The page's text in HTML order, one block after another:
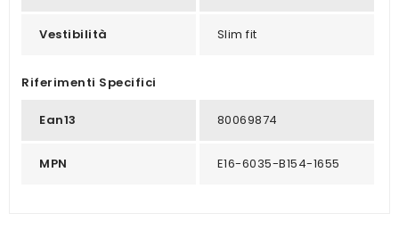
Vestibilità Slim fit
Riferimenti Specifici
Ean13 80069874
MPN E16-6035-B154-1655